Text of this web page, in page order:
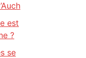
est
?
se